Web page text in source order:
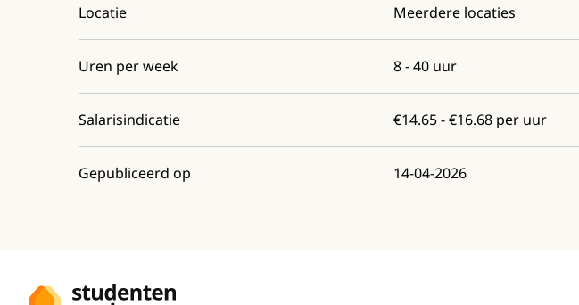
Locatie Meerdere locaties
Uren per week 8 - 40 uur
Salarisindicatie €14.65 - €16.68 per uur
Gepubliceerd op 14-04-2026